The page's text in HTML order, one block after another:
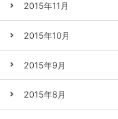
2015年11月
2015年10月
2015年9月
2015年8月